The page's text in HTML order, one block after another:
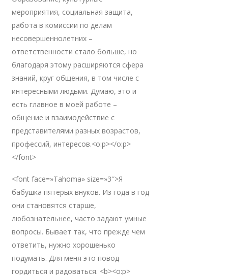
мероприятия, социальная защита,
работа в комиссии по делам
несовершеннолетних –
ответственности стало больше, но
благодаря этому расширяются сфера
знаний, круг общения, в том числе с
интересными людьми. Думаю, это и
есть главное в моей работе –
общение и взаимодействие с
представителями разных возрастов,
профессий, интересов.<o:p></o:p>
</font>
<font face=»Tahoma» size=»3″>Я
бабушка пятерых внуков. Из года в год
они становятся старше,
любознательнее, часто задают умные
вопросы. Бывает так, что прежде чем
ответить, нужно хорошенько
подумать. Для меня это повод
гордиться и радоваться. <b><o:p>